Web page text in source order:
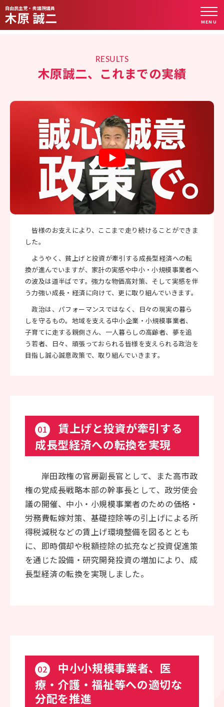
nn自由民主党・衆議院議員
木原 誠二 MENU
RESULTS
木原誠二、これまでの実績
皆様のお支えにより、ここまで走り続けることができま
した。
ようやく、貧上げと投資が牽引する成長型経済への転
換が進んでいますが、家計の実感や中小・小規模事業者へ
の波及は道半ばです。強力な物価高対策、そして実感を伴
う力強い成長・経済に向けて、更に取り組んでいきます。
政治は、パフォーマンスではなく、日々の現実の暮ら
しを守るもの。地域を支える中小企業・小規模事業者、
子育てに走する親側さん、一人暮らしの高齢者、夢を追
う若者、日々、頑張っておられる皆様を支えられる政治を
目指し誠心誠意政策で、取り組んでいきます。
01
賃上げと投資が牽引する
成長型経済への転換を実現
岸田政権の官房副長官として、また高市政
権の党成長戦略本部の幹事長として、政労使会
議の開催、中小・小規模事業者のための価格・
労務費転嫁対策、基礎控除等の引上げによる所
得税減税などの賃上げ環境整備を図るととも
に、即時償却や税額控除の拡充など投資促進策
を通じた設備・研究開発投資の増加により、成
長型経済の転換を実現しました。
02
中小小規模事業者、医
療・介護・福祉等への適切な
分配を推進